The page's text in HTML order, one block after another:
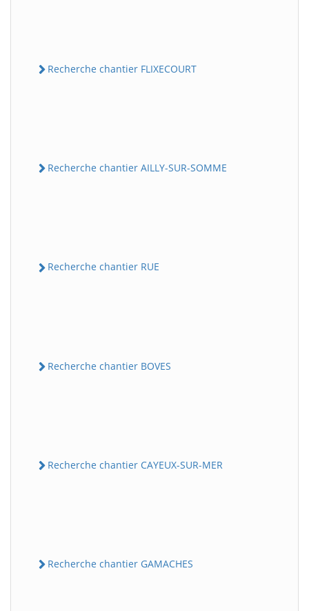
Recherche chantier FLIXECOURT
Recherche chantier AILLY-SUR-SOMME
Recherche chantier RUE
Recherche chantier BOVES
Recherche chantier CAYEUX-SUR-MER
Recherche chantier GAMACHES